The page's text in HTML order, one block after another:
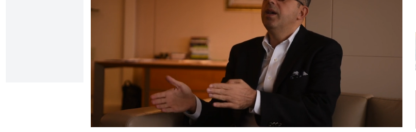
Sesi
Aç
Yüklendi:
86.08%